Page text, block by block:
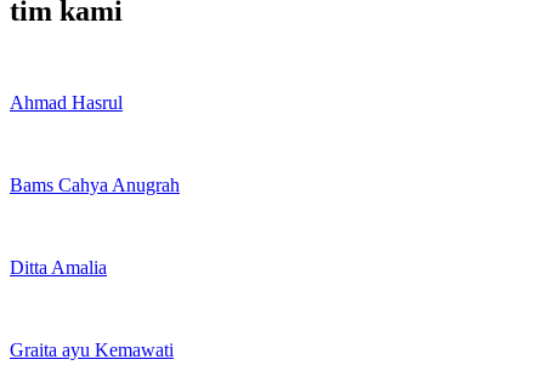
tim kami
Ahmad Hasrul
Bams Cahya Anugrah
Ditta Amalia
Graita ayu Kemawati